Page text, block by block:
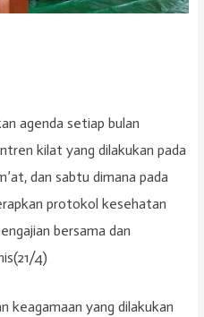
agenda setiap bulan
kilat yang dilakukan pada
dan sabtu dimana pada
protokol kesehatan
bersama dan
4)
keagamaan yang dilakukan